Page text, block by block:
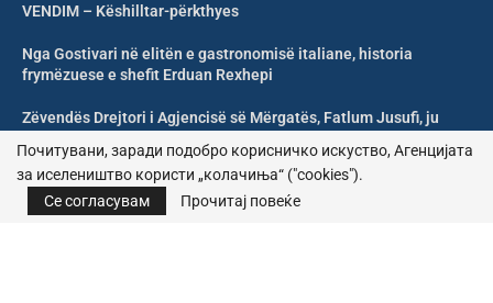
VENDIM – Këshilltar-përkthyes
Nga Gostivari në elitën e gastronomisë italiane, historia
frymëzuese e shefit Erduan Rexhepi
Zëvendës Drejtori i Agjencisë së Mërgatës, Fatlum Jusufi, ju
Shoqata Humanitare Tuhini Feston 10 Vjetorin e Themelimit
Почитувани, заради подобро корисничко искуство, Агенцијата
за иселеништво користи „колачиња“ ("cookies").
Се согласувам
Прочитај повеќе